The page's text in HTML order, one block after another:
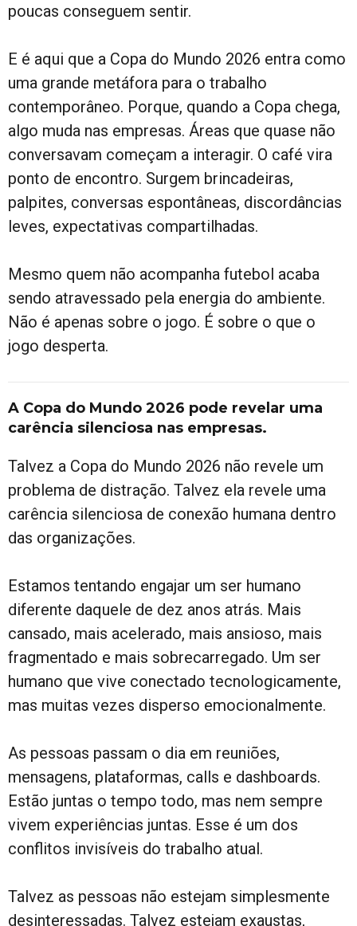
poucas conseguem sentir.
E é aqui que a Copa do Mundo 2026 entra como
uma grande metáfora para o trabalho
contemporâneo. Porque, quando a Copa chega,
algo muda nas empresas. Áreas que quase não
conversavam começam a interagir. O café vira
ponto de encontro. Surgem brincadeiras,
palpites, conversas espontâneas, discordâncias
leves, expectativas compartilhadas.
Mesmo quem não acompanha futebol acaba
sendo atravessado pela energia do ambiente.
Não é apenas sobre o jogo. É sobre o que o
jogo desperta.
A Copa do Mundo 2026 pode revelar uma
carência silenciosa nas empresas.
Talvez a Copa do Mundo 2026 não revele um
problema de distração. Talvez ela revele uma
carência silenciosa de conexão humana dentro
das organizações.
Estamos tentando engajar um ser humano
diferente daquele de dez anos atrás. Mais
cansado, mais acelerado, mais ansioso, mais
fragmentado e mais sobrecarregado. Um ser
humano que vive conectado tecnologicamente,
mas muitas vezes disperso emocionalmente.
As pessoas passam o dia em reuniões,
mensagens, plataformas, calls e dashboards.
Estão juntas o tempo todo, mas nem sempre
vivem experiências juntas. Esse é um dos
conflitos invisíveis do trabalho atual.
Talvez as pessoas não estejam simplesmente
desinteressadas. Talvez estejam exaustas,